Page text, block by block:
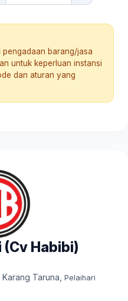
barang/jasa
untuk keperluan instansi
dan aturan yang
Habibi)
Karang Taruna Pelaihari